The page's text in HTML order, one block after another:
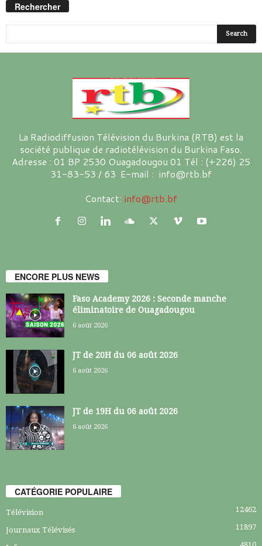
Rechercher
La Radiodiffusion Télévision du Burkina (RTB) est la
société publique de radiotélévision du Burkina Faso.
Adresse : 01 BP 2530 Ouagadougou 01 Tél : (+226) 25
31-83-53 / 63 E-mail : info@rtb.bf
Contact: info@rtb.bf
ENCORE PLUS NEWS
Faso Academy 2026 : Seconde manche
éliminatoire de Ouagadougou
6 août 2026
JT de 20H du 06 août 2026
6 août 2026
JT de 19H du 06 août 2026
6 août 2026
CATÉGORIE POPULAIRE
Télévision 12462
Journaux Télévisés 11897